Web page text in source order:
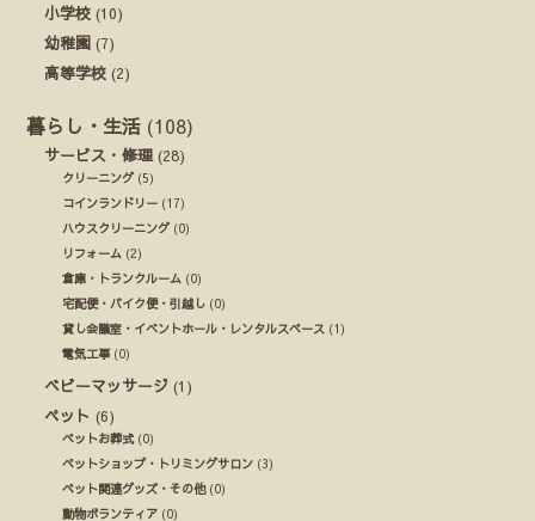
小学校 (10)
幼稚園 (7)
高等学校 (2)
暮らし・生活 (108)
サービス・修理 (28)
クリーニング(5)
コインランドリー (17)
ハウスクリーニング(0)
リフォーム (2)
倉庫・トランクルーム (0)
宅配便・バイク便・引越し (0)
貸し会議室・イベントホール・レンタルスペース (1)
電気工事(0)
ベビーマッサージ (1)
ペット (6)
ペットお葬式(0)
ペットショップ・トリミングサロン (3)
ペット関連グッズ・その他(0)
動物ボランティア (0)